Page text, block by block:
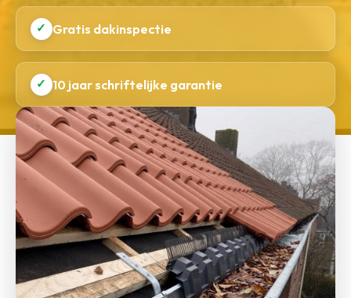
✓ Gratis dakinspectie
✓ 10 jaar schriftelijke garantie